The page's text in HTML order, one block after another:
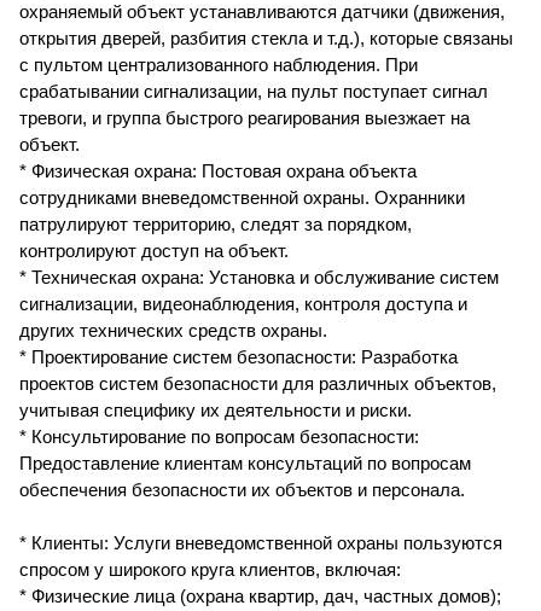
охраняемый объект устанавливаются датчики (движения,
открытия дверей, разбития стекла и т.д.), которые связаны
с пультом централизованного наблюдения. При
срабатывании сигнализации, на пульт поступает сигнал
тревоги, и группа быстрого реагирования выезжает на
объект.
* Физическая охрана: Постовая охрана объекта
сотрудниками вневедомственной охраны. Охранники
патрулируют территорию, следят за порядком,
контролируют доступ на объект.
* Техническая охрана: Установка и обслуживание систем
сигнализации, видеонаблюдения, контроля доступа и
других технических средств охраны.
* Проектирование систем безопасности: Разработка
проектов систем безопасности для различных объектов,
учитывая специфику их деятельности и риски.
* Консультирование по вопросам безопасности:
Предоставление клиентам консультаций по вопросам
обеспечения безопасности их объектов и персонала.
* Клиенты: Услуги вневедомственной охраны пользуются
спросом у широкого круга клиентов, включая:
* Физические лица (охрана квартир, дач, частных домов);